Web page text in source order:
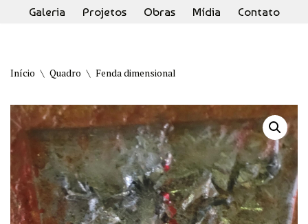
o
Galeria Projetos Obras Mídia Contato
Início \ Quadro \ Fenda dimensional